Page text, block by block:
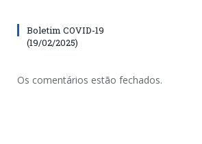
Boletim COVID-19
(19/02/2025)
Os comentários estão fechados.